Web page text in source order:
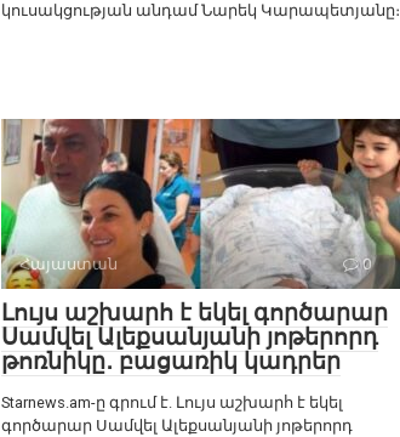
կուսակցության անդամ Նարեկ Կարապետյանը։
Հայաստան 0
Լույս աշխարհ է եկել գործարար
Սամվել Ալեքսանյանի յոթերորդ
թոռնիկը․ բացառիկ կադրեր
Starnews.am-ը գրում է. Լույս աշխարհ է եկել
գործարար Սամվել Ալեքսանյանի յոթերորդ